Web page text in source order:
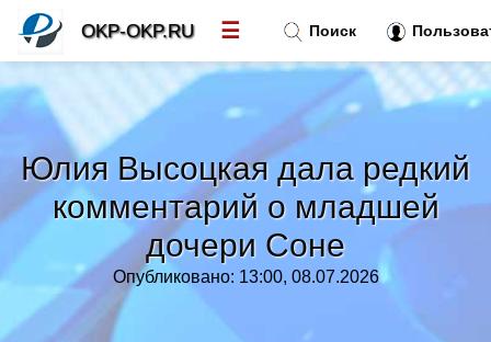
Юлия Высоцкая дала редкий
комментарий о младшей
дочери Соне
Опубликовано: 13:00, 08.07.2026
Поиск
OKP-OKP.RU ☰
Новости
Тренды новостей»
»
Правила »